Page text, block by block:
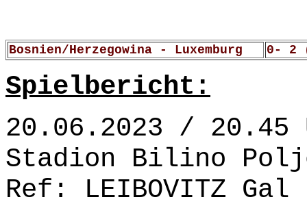
Bosnien/Herzegowina - Luxemburg 0- 2
Spielbericht:
20.06.2023 /
Stadion Bilino
Ref: LEIBOVITZ